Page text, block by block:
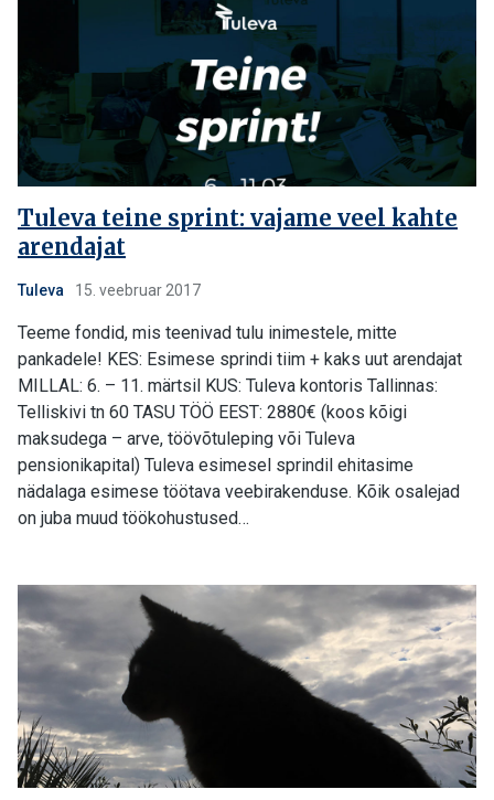
Tuleva teine sprint: vajame veel kahte
arendajat
Tuleva 15. veebruar 2017
Teeme fondid, mis teenivad tulu inimestele, mitte
pankadele! KES: Esimese sprindi tiim + kaks uut arendajat
MILLAL: 6. – 11. märtsil KUS: Tuleva kontoris Tallinnas:
Telliskivi tn 60 TASU TÖÖ EEST: 2880€ (koos kõigi
maksudega – arve, töövõtuleping või Tuleva
pensionikapital) Tuleva esimesel sprindil ehitasime
nädalaga esimese töötava veebirakenduse. Kõik osalejad
on juba muud töökohustused…